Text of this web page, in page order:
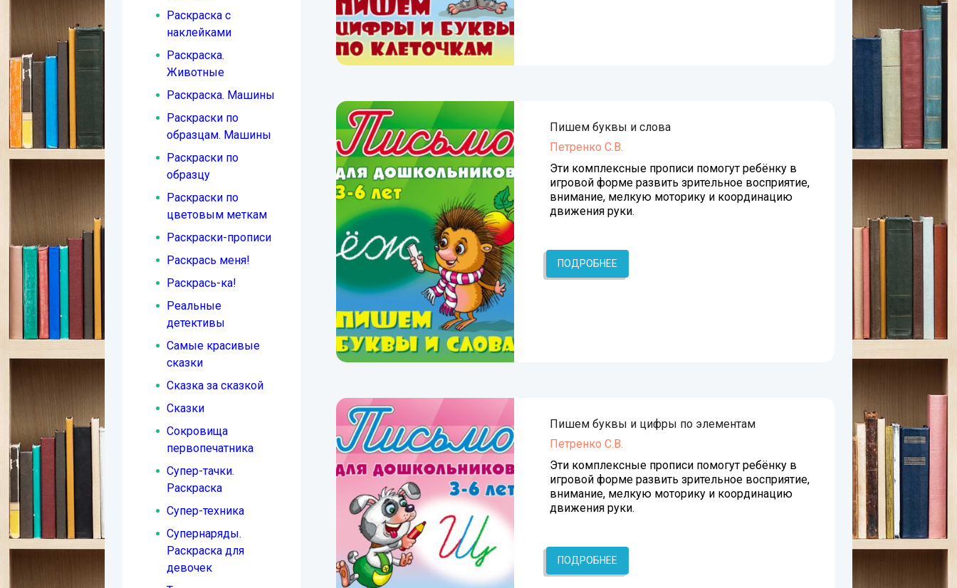
Пишем буквы и слова
Петренко С.В.
Эти комплексные прописи помогут ребёнку в
игровой форме развить зрительное восприятие,
внимание, мелкую моторику и координацию
движения руки.
ПОДРОБНЕЕ
Пишем буквы и цифры по элементам
Петренко С.В.
Эти комплексные прописи помогут ребёнку в
игровой форме развить зрительное восприятие,
внимание, мелкую моторику и координацию
движения руки.
ПОДРОБНЕЕ
Раскраска с
наклейками
Раскраска.
Животные
Раскраска. Машины
Раскраски по
образцам. Машины
Раскраски по
образцу
Раскраски по
цветовым меткам
Раскраски-прописи
Раскрась меня!
Раскрась-ка!
Реальные
детективы
Самые красивые
сказки
Сказка за сказкой
Сказки
Сокровища
первопечатника
Супер-тачки.
Раскраска
Супер-техника
Супернаряды.
Раскраска для
девочек